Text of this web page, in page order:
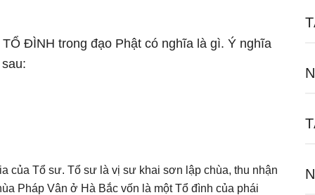
ĐÌNH trong đạo Phật có nghĩa là gì. Ý nghĩa
của Tổ sư. Tổ sư là vị sư khai sơn lập chùa, thu nhận
Pháp Vân ở Hà Bắc vốn là một Tổ đình của phái